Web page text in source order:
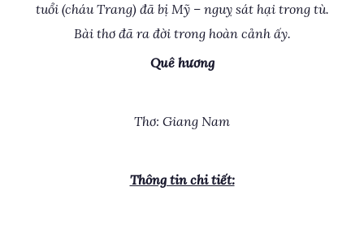
tuổi (cháu Trang) đã bị Mỹ – nguỵ sát hại trong tù.
Bài thơ đã ra đời trong hoàn cảnh ấy.
Quê hương
Thơ: Giang Nam
Thông tin chi tiết: